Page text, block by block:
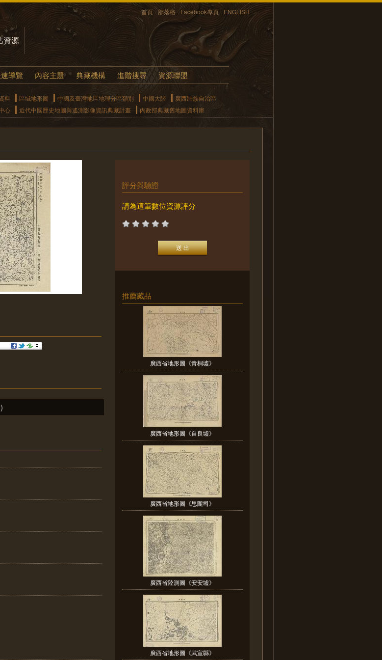
首頁 部落格 Facebook專頁 ENGLISH
資源
導覽 內容主題 典藏機構 進階搜尋 資源聯盟
料 區域地形圖 中國及臺灣地區地理分區類別 中國大陸
廣西壯族自治區
心 近代中國歷史地圖與遙測影像資訊典藏計畫 內政部典藏舊地圖資料庫
評分與驗證
請為這筆數位資源評分
推薦藏品
廣西省地形圖《青桐墟》
廣西省地形圖《自良墟》
廣西省地形圖《思隴司》
廣西省陸測圖《安安墟》
廣西省地形圖《武宣縣》